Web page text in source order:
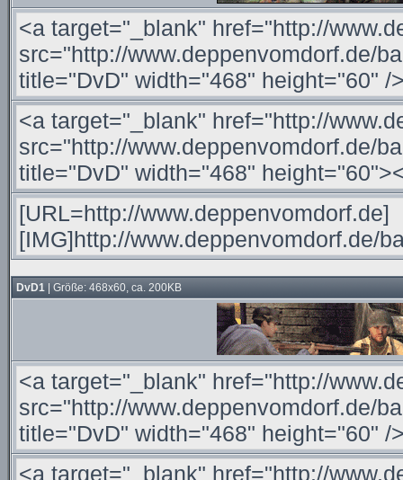
DvD1 | Größe: 468x60, ca. 200KB